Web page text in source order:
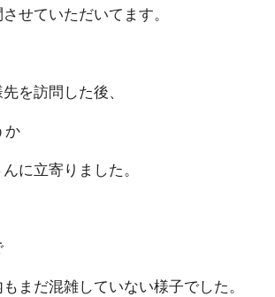
せていただいてます。
を訪問した後、
か
に立寄りました。
まだ混雑していない様子でした。